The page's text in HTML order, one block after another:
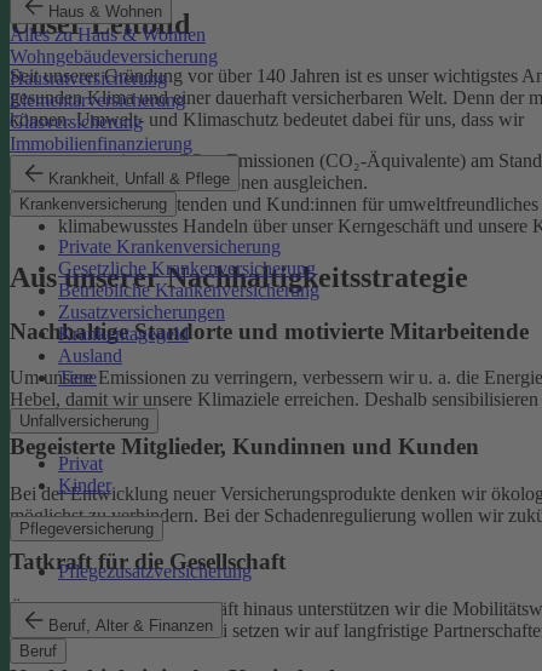
Haus & Wohnen
Alles zu Haus & Wohnen
Wohngebäudeversicherung
Hausratversicherung
Elementarversicherung
Glasversicherung
Immobilienfinanzierung
Krankheit, Unfall & Pflege
Krankenversicherung
Private Krankenversicherung
Gesetzliche Krankenversicherung
Betriebliche Krankenversicherung
Zusatzversicherungen
Krankentagegeld
Ausland
Tiere
Unfallversicherung
Privat
Kinder
Pflegeversicherung
Pflegezusatzversicherung
Beruf, Alter & Finanzen
Beruf
Unser Leitbild
Seit unserer Gründung vor über 140 Jahren ist es unser wichtigstes
gesunden Klima und einer dauerhaft versicherbaren Welt. Denn der
können.Umwelt- und Klimaschutz bedeutet dabei für uns, dass wir
unsere eigenen CO₂e-Emissionen (CO₂-Äquivalente) am
unvermeidliche Emissionen ausgleichen.
unsere Mitarbeitenden und Kund:innen für
klimabewusstes Handeln über unser Kerngeschäft und unsere
Aus unserer Nachhaltigkeitsstrategie
Nachhaltige Standorte und motivierte Mitarbeitende
Um unsere Emissionen zu verringern, verbessern wir u. a. die
Hebel, damit wir unsere Klimaziele erreichen. Deshalb
Begeisterte Mitglieder, Kundinnen und Kunden
Bei der Entwicklung neuer Versicherungsprodukte denken wir
möglichst zu verhindern. Bei der Schadenregulierung wollen wir
Tatkraft für die Gesellschaft
Über unser tägliches Geschäft hinaus unterstützen wir die
Klimaschutz widmen. Dabei setzen wir auf langfristige